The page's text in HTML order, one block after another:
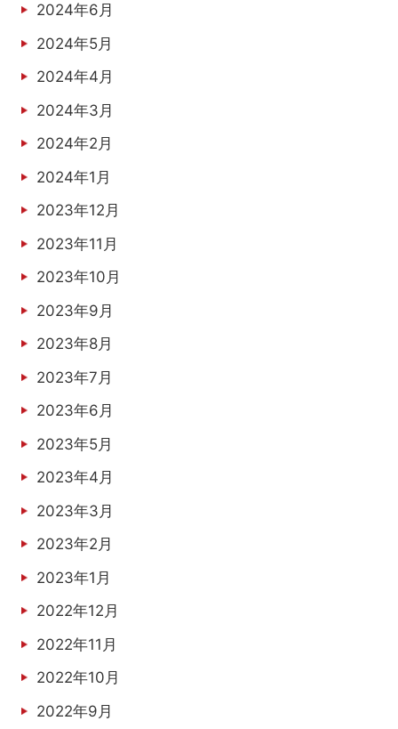
2024年6月
2024年5月
2024年4月
2024年3月
2024年2月
2024年1月
2023年12月
2023年11月
2023年10月
2023年9月
2023年8月
2023年7月
2023年6月
2023年5月
2023年4月
2023年3月
2023年2月
2023年1月
2022年12月
2022年11月
2022年10月
2022年9月